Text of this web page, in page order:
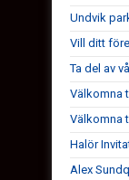
Undvik
Vill ditt
Ta del av
Välkomna
Välkomna
Halör
Alex